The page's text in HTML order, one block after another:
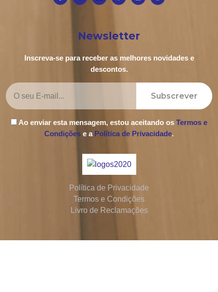
Newsletter
Inscreva-se para receber as melhores novidades e
descontos.
Subscrever
Ao enviar esta mensagem, estou aceitando os Termos e
Condições e a Política de Privacidade.
Política de Privacidade
Termos e Condições
Livro de Reclamações